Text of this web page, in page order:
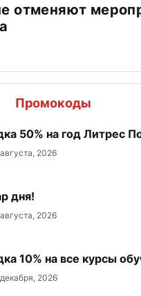
отменяют
Промокоды
50% на год Литрес
2026
дня!
2026
10% на все курсы
2026